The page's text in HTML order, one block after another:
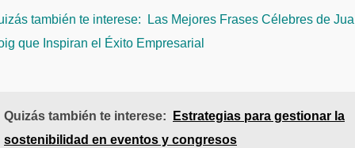
también te interese:
Las Mejores Frases Célebres de
que Inspiran el Éxito Empresarial
Quizás también te interese:
Estrategias para gestionar la
sostenibilidad en eventos y congresos